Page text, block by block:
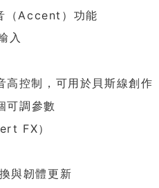
（Accent）功能
入
控制，可用於貝斯線創作
可調參數
FX）
與韌體更新